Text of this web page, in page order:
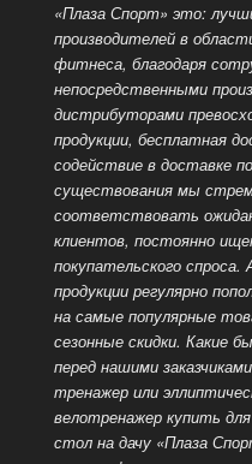
«Плаза Спорт» это:
производителей в
фитнеса, благодаря
непосредственными
дистрибуторами
продукции, бесплатная
содействие в доставке
существования мы
соответствовать
клиентов, постоянно
покупательского
продукции регулярно
на самые популярные
сезонные скидки. Какие
перед нашими
тренажер или
велотренажер купить
стол на дачу «Плаза